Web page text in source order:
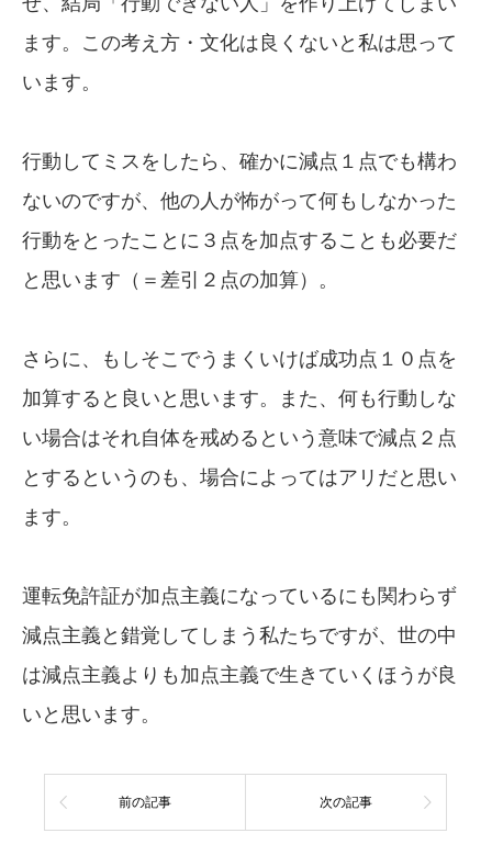
ます。この考え方・文化は良くないと私は思って
います。
行動してミスをしたら、確かに減点１点でも構わ
ないのですが、他の人が怖がって何もしなかった
行動をとったことに３点を加点することも必要だ
と思います（＝差引２点の加算）。
さらに、もしそこでうまくいけば成功点１０点を
加算すると良いと思います。また、何も行動しな
い場合はそれ自体を戒めるという意味で減点２点
とするというのも、場合によってはアリだと思い
ます。
運転免許証が加点主義になっているにも関わらず
減点主義と錯覚してしまう私たちですが、世の中
は減点主義よりも加点主義で生きていくほうが良
いと思います。
前の記事 次の記事